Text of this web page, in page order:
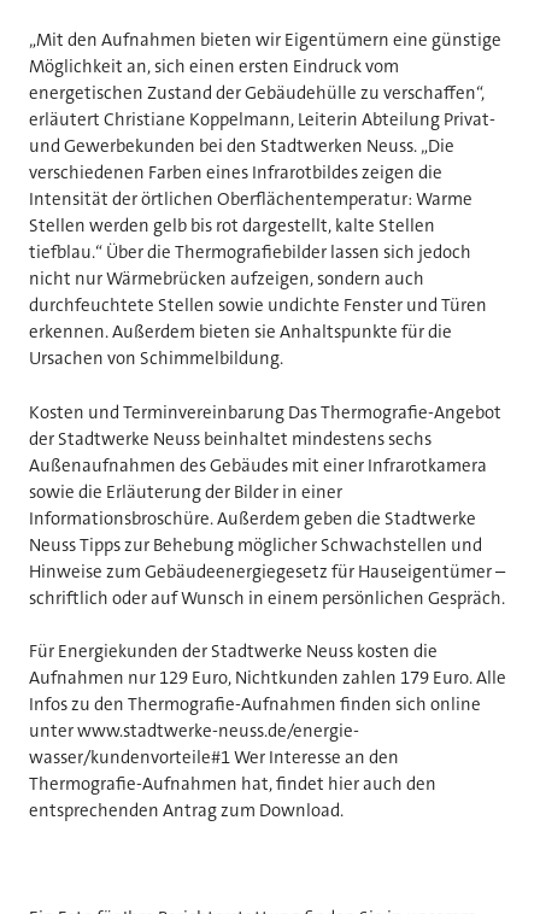
„Mit den Aufnahmen bieten wir Eigentümern eine günstige
Möglichkeit an, sich einen ersten Eindruck vom
energetischen Zustand der Gebäudehülle zu verschaffen“,
erläutert Christiane Koppelmann, Leiterin Abteilung Privat-
und Gewerbekunden bei den Stadtwerken Neuss. „Die
verschiedenen Farben eines Infrarotbildes zeigen die
Intensität der örtlichen Oberflächentemperatur: Warme
Stellen werden gelb bis rot dargestellt, kalte Stellen
tiefblau.“ Über die Thermografiebilder lassen sich jedoch
nicht nur Wärmebrücken aufzeigen, sondern auch
durchfeuchtete Stellen sowie undichte Fenster und Türen
erkennen. Außerdem bieten sie Anhaltspunkte für die
Ursachen von Schimmelbildung.
Kosten und Terminvereinbarung Das Thermografie-Angebot
der Stadtwerke Neuss beinhaltet mindestens sechs
Außenaufnahmen des Gebäudes mit einer Infrarotkamera
sowie die Erläuterung der Bilder in einer
Informationsbroschüre. Außerdem geben die Stadtwerke
Neuss Tipps zur Behebung möglicher Schwachstellen und
Hinweise zum Gebäudeenergiegesetz für Hauseigentümer –
schriftlich oder auf Wunsch in einem persönlichen Gespräch.
Für Energiekunden der Stadtwerke Neuss kosten die
Aufnahmen nur 129 Euro, Nichtkunden zahlen 179 Euro. Alle
Infos zu den Thermografie-Aufnahmen finden sich online
unter www.stadtwerke-neuss.de/energie-
wasser/kundenvorteile#1 Wer Interesse an den
Thermografie-Aufnahmen hat, findet hier auch den
entsprechenden Antrag zum Download.